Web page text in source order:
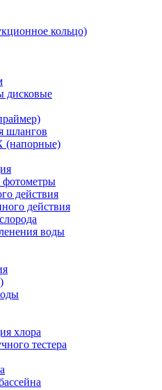
кольцо)
дисковые
шлангов
фотометры
действия
действия
воды
хлора
тестера